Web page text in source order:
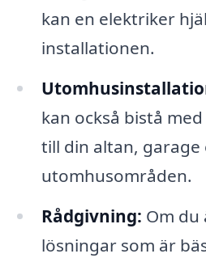
kan en elektriker
installationen.
kan också bistå
till din altan, garage
utomhusområden.
Rådgivning: Om du
lösningar som är